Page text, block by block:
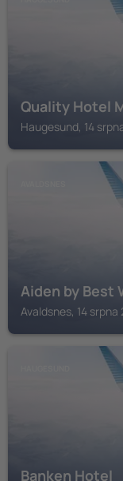
Quality Hotel
Haugesund, 14
Aiden by Best
Avaldsnes, 14
Banken Hotel